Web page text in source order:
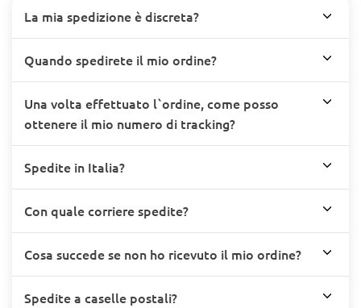
La mia spedizione è discreta?
Quando spedirete il mio ordine?
Una volta effettuato l`ordine, come posso
ottenere il mio numero di tracking?
Spedite in Italia?
Con quale corriere spedite?
Cosa succede se non ho ricevuto il mio ordine?
Spedite a caselle postali?